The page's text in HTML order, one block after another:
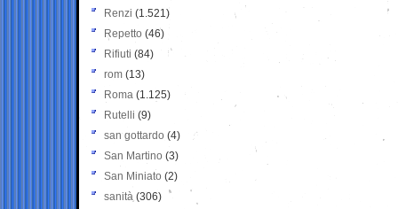
Renzi (1.521)
Repetto (46)
Rifiuti (84)
rom (13)
Roma (1.125)
Rutelli (9)
san gottardo (4)
San Martino (3)
San Miniato (2)
sanità (306)